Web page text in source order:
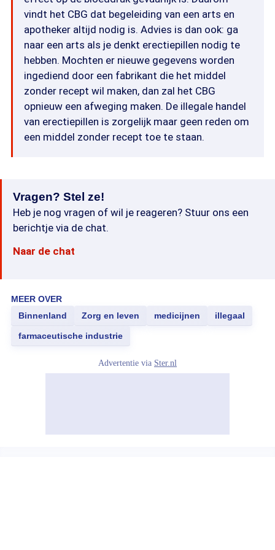
vindt het CBG dat begeleiding van een arts en
apotheker altijd nodig is. Advies is dan ook: ga
naar een arts als je denkt erectiepillen nodig te
hebben. Mochten er nieuwe gegevens worden
ingediend door een fabrikant die het middel
zonder recept wil maken, dan zal het CBG
opnieuw een afweging maken. De illegale handel
van erectiepillen is zorgelijk maar geen reden om
een middel zonder recept toe te staan.
Vragen? Stel ze!
Heb je nog vragen of wil je reageren? Stuur ons een
berichtje via de chat.
Naar de chat
MEER OVER
Binnenland
Zorg en leven medicijnen illegaal
farmaceutische industrie
Advertentie via Ster.nl